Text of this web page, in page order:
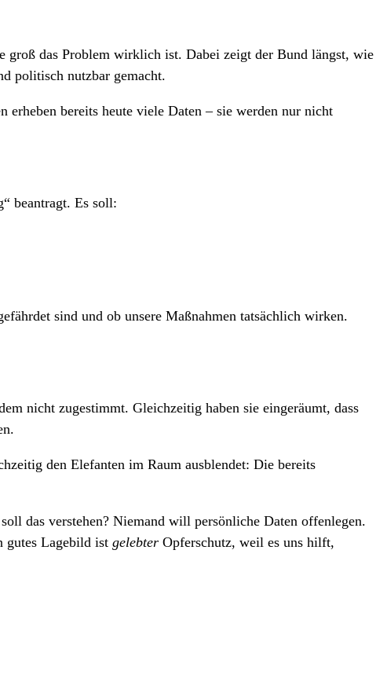
groß das Problem wirklich ist. Dabei zeigt der Bund längst, wie
politisch nutzbar gemacht.
erheben bereits heute viele Daten – sie werden nur nicht
beantragt. Es soll:
sind und ob unsere Maßnahmen tatsächlich wirken.
nicht zugestimmt. Gleichzeitig haben sie eingeräumt, dass
den Elefanten im Raum ausblendet: Die bereits
das verstehen? Niemand will persönliche Daten offenlegen.
gutes Lagebild ist gelebter Opferschutz, weil es uns hilft,